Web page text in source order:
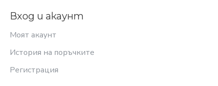
Вход и акаунт
Моят акаунт
История на поръчките
Регистрация